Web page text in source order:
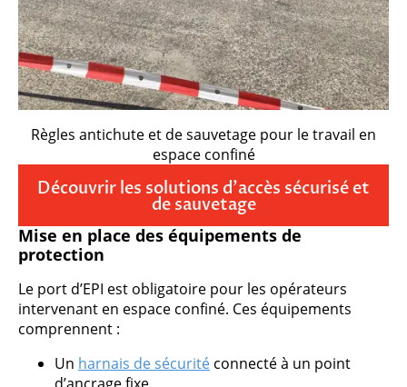
Règles antichute et de sauvetage pour le travail en
espace confiné
Découvrir les solutions d’accès sécurisé et
de sauvetage
Mise en place des équipements de
protection
Le port d’EPI est obligatoire pour les opérateurs
intervenant en espace confiné. Ces équipements
comprennent :
Un harnais de sécurité connecté à un point